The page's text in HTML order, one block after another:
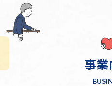
事